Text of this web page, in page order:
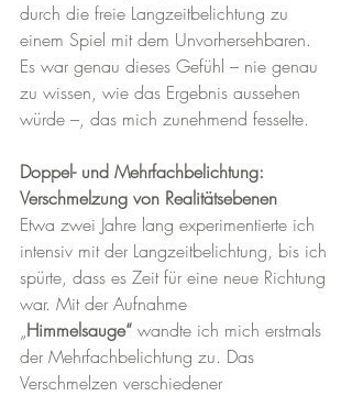
durch die freie Langzeitbelichtung zu
einem Spiel mit dem Unvorhersehbaren.
Es war genau dieses Gefühl – nie genau
zu wissen, wie das Ergebnis aussehen
würde –, das mich zunehmend fesselte.
Doppel- und Mehrfachbelichtung:
Verschmelzung von Realitätsebenen
Etwa zwei Jahre lang experimentierte ich
intensiv mit der Langzeitbelichtung, bis ich
spürte, dass es Zeit für eine neue Richtung
war. Mit der Aufnahme
„Himmelsauge“ wandte ich mich erstmals
der Mehrfachbelichtung zu. Das
Verschmelzen verschiedener